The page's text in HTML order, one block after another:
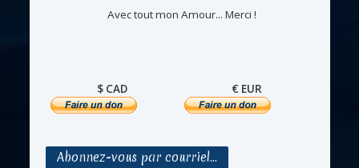
Avec tout mon Amour... Merci !
$ CAD € EUR
Abonnez-vous par courriel…